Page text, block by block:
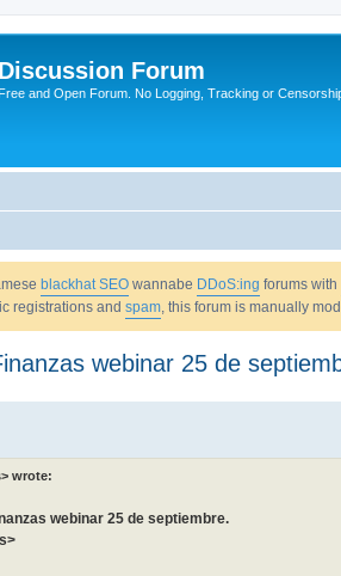
Discussion Forum
and Open Forum. No Logging, Tracking or
blackhat SEO wannabe DDoS:ing forums with
registrations and spam, this forum is manually
webinar 25 de
wrote:
webinar 25 de septiembre.